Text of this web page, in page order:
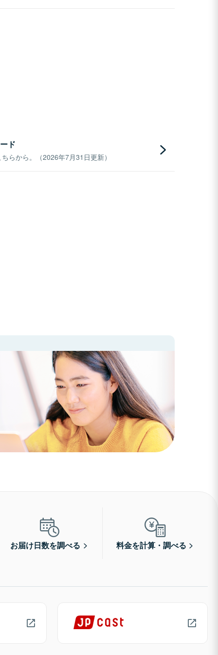
ド
らから。（2026年7月31日更新）
お届け日数を調べる 料金を計算・調べる